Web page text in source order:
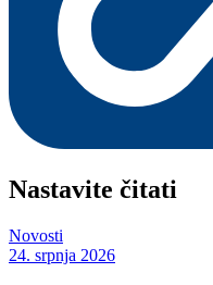
Nastavite čitati
Novosti
24. srpnja 2026